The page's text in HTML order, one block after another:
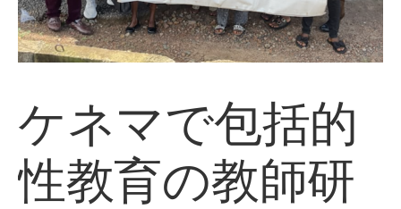
ケネマで包括的
性教育の教師研